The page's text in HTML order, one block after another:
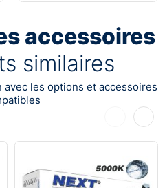
accessoires
similaires
les options et accessoires
Précédent